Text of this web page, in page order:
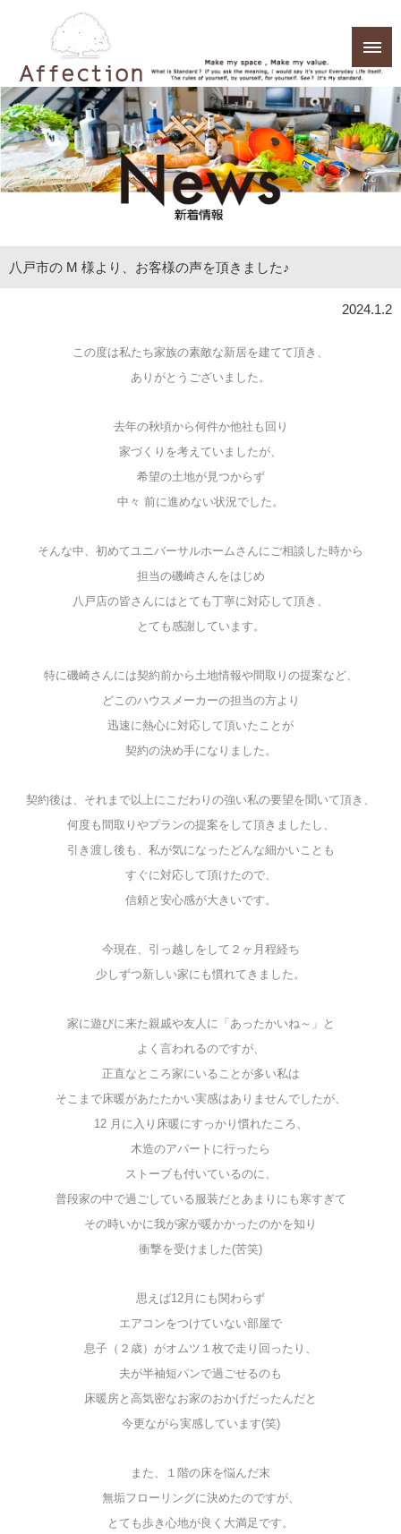
八戸市の M 様より、お客様の声を頂きました♪
2024.1.2
この度は私たち家族の素敵な新居を建てて頂き、
ありがとうございました。
去年の秋頃から何件か他社も回り
家づくりを考えていましたが、
希望の土地が見つからず
中々 前に進めない状況でした。
そんな中、初めてユニバーサルホームさんにご相談した時から
担当の磯崎さんをはじめ
八戸店の皆さんにはとても丁寧に対応して頂き、
とても感謝しています。
特に磯崎さんには契約前から土地情報や間取りの提案など、
どこのハウスメーカーの担当の方より
迅速に熱心に対応して頂いたことが
契約の決め手になりました。
契約後は、それまで以上にこだわりの強い私の要望を聞いて頂き、
何度も間取りやプランの提案をして頂きましたし、
引き渡し後も、私が気になったどんな細かいことも
すぐに対応して頂けたので、
信頼と安心感が大きいです。
今現在、引っ越しをして２ヶ月程経ち
少しずつ新しい家にも慣れてきました。
家に遊びに来た親戚や友人に「あったかいね～」と
よく言われるのですが、
正直なところ家にいることが多い私は
そこまで床暖があたたかい実感はありませんでしたが、
12 月に入り床暖にすっかり慣れたころ、
木造のアパートに行ったら
ストーブも付いているのに、
普段家の中で過ごしている服装だとあまりにも寒すぎて
その時いかに我が家が暖かかったのかを知り
衝撃を受けました(苦笑)
思えば12月にも関わらず
エアコンをつけていない部屋で
息子（２歳）がオムツ１枚で走り回ったり、
夫が半袖短パンで過ごせるのも
床暖房と高気密なお家のおかげだったんだと
今更ながら実感しています(笑)
また、１階の床を悩んだ末
無垢フローリングに決めたのですが、
とても歩き心地が良く大満足です。